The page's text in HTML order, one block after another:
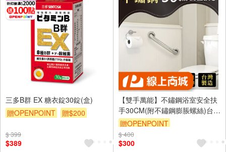
三多B群 EX 糖衣錠30錠(盒)
贈OPENPOINT
贈$200
$ 399
$389
【雙手萬能】不鏽鋼浴室安全扶
手30CM(附不鏽鋼膨脹螺絲)台灣
製
贈OPENPOINT
訂單滿1499享95折
$ 400
$300